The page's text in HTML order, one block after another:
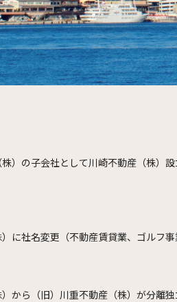
）の子会社として川崎不動産（株）
に社名変更（不動産賃貸業、ゴルフ事
から（旧）川重不動産（株）が分離独